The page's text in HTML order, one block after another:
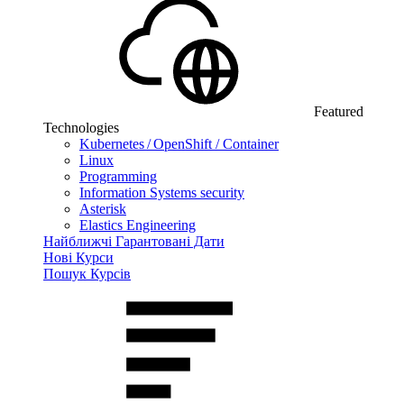
Featured
Technologies
Kubernetes / OpenShift / Container
Linux
Programming
Information Systems security
Asterisk
Elastics Engineering
Найближчі Гарантовані Дати
Нові Курси
Пошук Курсів